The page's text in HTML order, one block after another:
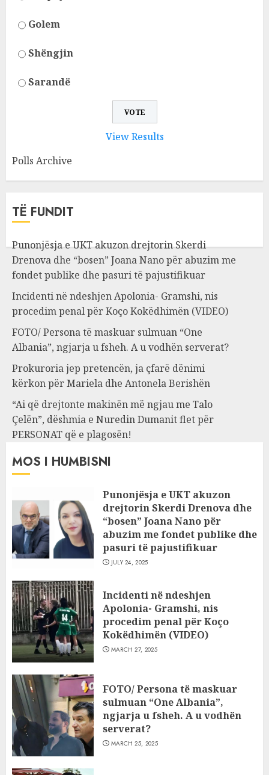
Golem
Shëngjin
Sarandë
View Results
Polls Archive
TË FUNDIT
Punonjësja e UKT akuzon drejtorin Skerdi
Drenova dhe “bosen” Joana Nano për abuzim me
fondet publike dhe pasuri të pajustifikuar
Incidenti në ndeshjen Apolonia- Gramshi, nis
procedim penal për Koço Kokëdhimën (VIDEO)
FOTO/ Persona të maskuar sulmuan “One
Albania”, ngjarja u fsheh. A u vodhën serverat?
Prokuroria jep pretencën, ja çfarë dënimi
kërkon për Mariela dhe Antonela Berishën
“Ai që drejtonte makinën më ngjau me Talo
Çelën”, dëshmia e Nuredin Dumanit flet për
PERSONAT që e plagosën!
MOS I HUMBISNI
Punonjësja e UKT akuzon
drejtorin Skerdi Drenova dhe
“bosen” Joana Nano për
abuzim me fondet publike dhe
pasuri të pajustifikuar
JULY 24, 2025
Incidenti në ndeshjen
Apolonia- Gramshi, nis
procedim penal për Koço
Kokëdhimën (VIDEO)
MARCH 27, 2025
FOTO/ Persona të maskuar
sulmuan “One Albania”,
ngjarja u fsheh. A u vodhën
serverat?
MARCH 25, 2025